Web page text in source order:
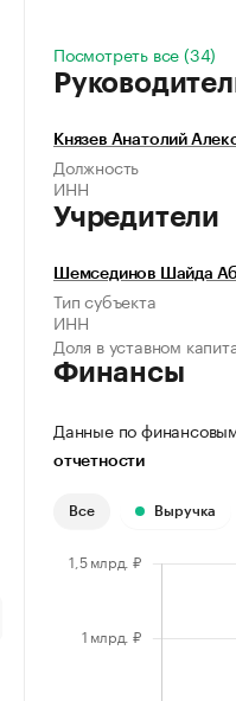
Посмотреть все (34)
Князев Анатолий
Должность
ИНН
Учредители
Шемсединов Шайда
Тип субъекта
ИНН
Доля в уставном
Финансы
Данные по
отчетности
Все Выручка